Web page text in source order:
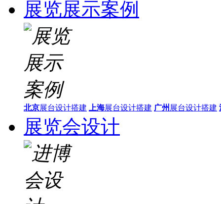
展览展示案例
北京展台设计搭建 上海展台设计搭建 广州 展台设计搭建
展览会设计